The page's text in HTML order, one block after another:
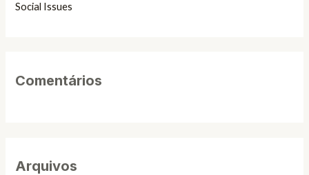
o
Social Issues
Comentários
Arquivos